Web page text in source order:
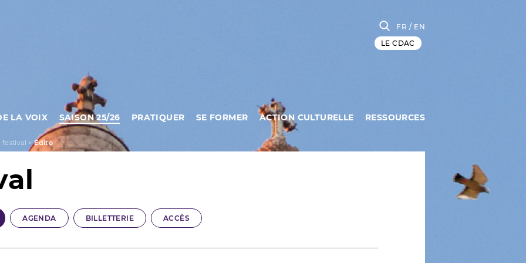
FR / EN
LE CDAC
LA VOIX SAISON 25/26 PRATIQUER SE FORMER ACTION CULTURELLE RESSOURCES
festival >Édito
AGENDA BILLETTERIE ACCÈS